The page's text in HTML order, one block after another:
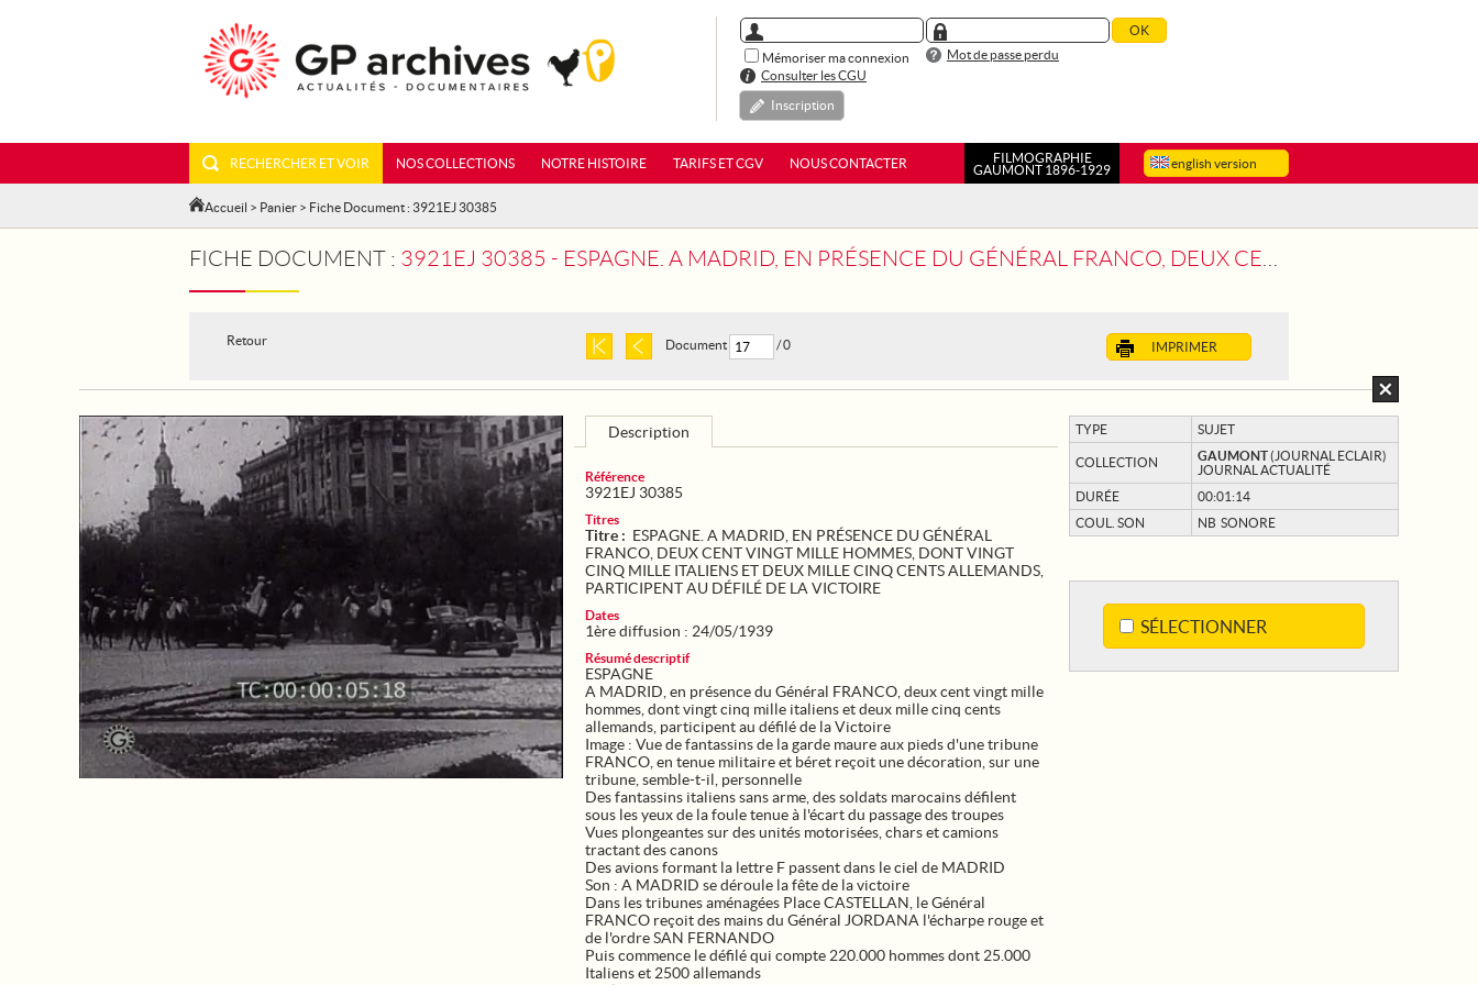
Mémoriser ma connexion
Mot de passe perdu
Consulter les CGU
Inscription
english version
RECHERCHER ET VOIR NOS COLLECTIONS NOTRE HISTOIRE TARIFS ET CGV NOUS CONTACTER
FILMOGRAPHIE
GAUMONT 1896-1929
Accueil > Panier > Fiche Document : 3921EJ 30385
FICHE DOCUMENT : 3921EJ 30385 - ESPAGNE. A MADRID, EN PRÉSENCE DU GÉNÉRAL FRANCO, DEUX CENT VINGT MILLE HOMMES, DONT VINGT CINQ MILLE ITALIENS ET DEUX MILLE CINQ CENTS ALLEMANDS, PARTICIPENT AU DÉFILÉ DE LA VICTOIRE
Retour IMPRIMER
Document / 0
TYPE SUJET
COLLECTION GAUMONT(JOURNAL ECLAIR)
JOURNAL ACTUALITÉ
DURÉE
00:01:14
COUL. SON
NB SONORE
SÉLECTIONNER
Description
Référence
3921EJ 30385
Titres
Titre : ESPAGNE. A MADRID, EN PRÉSENCE DU GÉNÉRAL
FRANCO, DEUX CENT VINGT MILLE HOMMES, DONT VINGT
CINQ MILLE ITALIENS ET DEUX MILLE CINQ CENTS ALLEMANDS,
PARTICIPENT AU DÉFILÉ DE LA VICTOIRE
Dates
1ère diffusion : 24/05/1939
Résumé descriptif
ESPAGNE
A MADRID, en présence du Général FRANCO, deux cent vingt mille
hommes, dont vingt cinq mille italiens et deux mille cinq cents
allemands, participent au défilé de la Victoire
Image : Vue de fantassins de la garde maure aux pieds d'une tribune
FRANCO, en tenue militaire et béret reçoit une décoration, sur une
tribune, semble-t-il, personnelle
Des fantassins italiens sans arme, des soldats marocains défilent
sous les yeux de la foule tenue à l'écart du passage des troupes
Vues plongeantes sur des unités motorisées, chars et camions
tractant des canons
Des avions formant la lettre F passent dans le ciel de MADRID
Son : A MADRID se déroule la fête de la victoire
Dans les tribunes aménagées Place CASTELLAN, le Général
FRANCO reçoit des mains du Général JORDANA l'écharpe rouge et
de l'ordre SAN FERNANDO
Puis commence le défilé qui compte 220.000 hommes dont 25.000
Italiens et 2500 allemands